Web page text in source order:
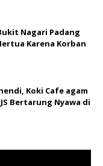
Nagari Padang
Karena Korban
Koki Cafe agam
Bertarung Nyawa di